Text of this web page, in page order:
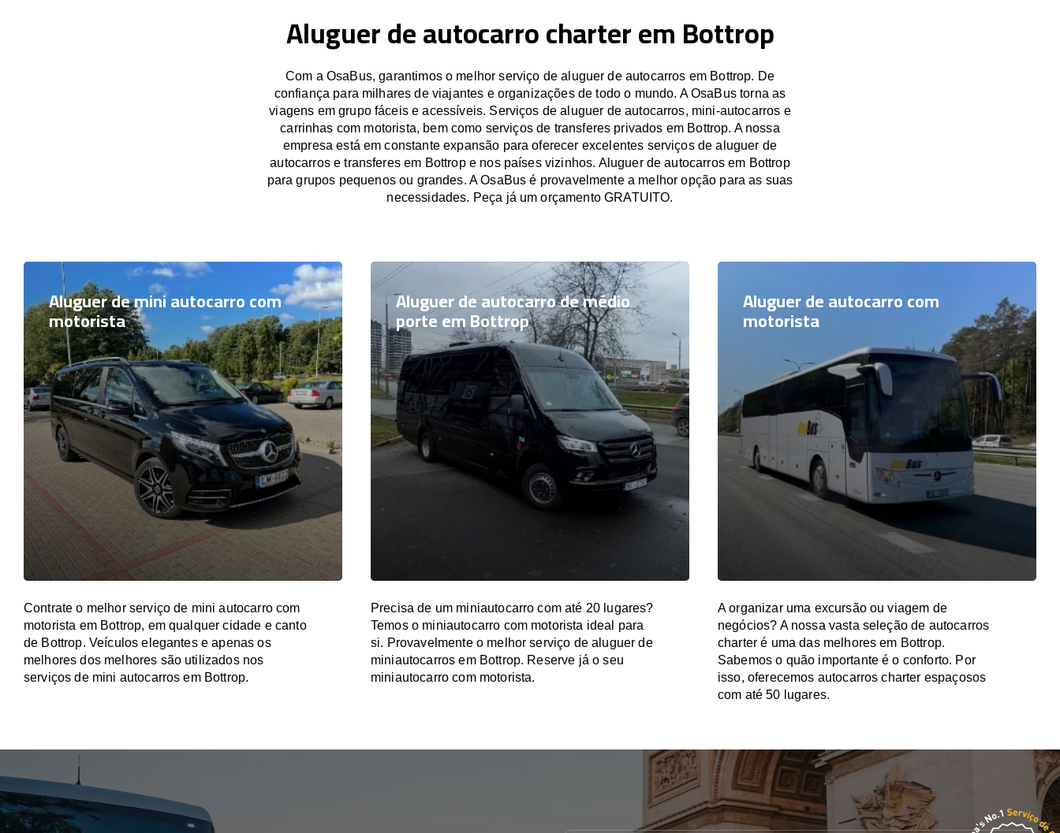
Aluguer de autocarro charter em Bottrop
Com a OsaBus, garantimos o melhor serviço de aluguer de autocarros em Bottrop. De
confiança para milhares de viajantes e organizações de todo o mundo. A OsaBus torna as
viagens em grupo fáceis e acessíveis. Serviços de aluguer de autocarros, mini-autocarros e
carrinhas com motorista, bem como serviços de transferes privados em Bottrop. A nossa
empresa está em constante expansão para oferecer excelentes serviços de aluguer de
autocarros e transferes em Bottrop e nos países vizinhos. Aluguer de autocarros em Bottrop
para grupos pequenos ou grandes. A OsaBus é provavelmente a melhor opção para as suas
necessidades. Peça já um orçamento GRATUITO.
Aluguer de mini autocarro com
motorista
Contrate o melhor serviço de mini autocarro com
motorista em Bottrop, em qualquer cidade e canto
de Bottrop. Veículos elegantes e apenas os
melhores dos melhores são utilizados nos
serviços de mini autocarros em Bottrop.
Aluguer de autocarro de médio
porte em Bottrop
Precisa de um miniautocarro com até 20 lugares?
Temos o miniautocarro com motorista ideal para
si. Provavelmente o melhor serviço de aluguer de
miniautocarros em Bottrop. Reserve já o seu
miniautocarro com motorista.
Aluguer de autocarro com
motorista
A organizar uma excursão ou viagem de
negócios? A nossa vasta seleção de autocarros
charter é uma das melhores em Bottrop.
Sabemos o quão importante é o conforto. Por
isso, oferecemos autocarros charter espaçosos
com até 50 lugares.